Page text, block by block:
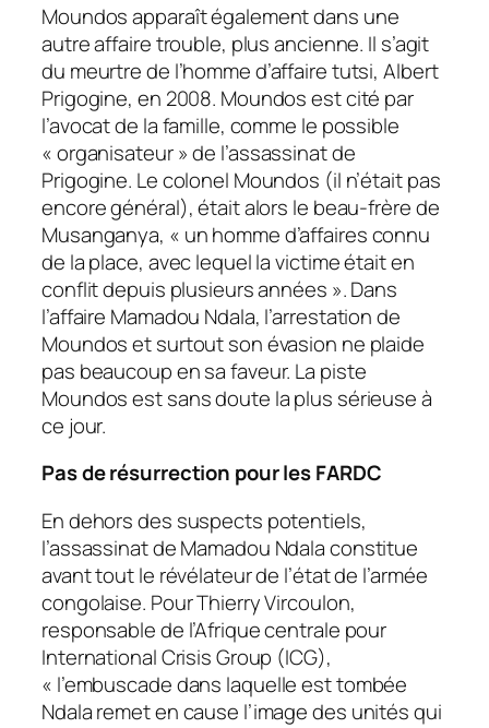
Moundos apparaît également dans une
autre affaire trouble, plus ancienne. Il s’agit
du meurtre de l’homme d’affaire tutsi, Albert
Prigogine, en 2008. Moundos est cité par
l’avocat de la famille, comme le possible
«organisateur» de l’assassinat de
Prigogine. Le colonel Moundos (il n’était pas
encore général), était alors le beau-frère de
Musanganya, « un homme d’affaires connu
de la place, avec lequel la victime était en
conflit depuis plusieurs années ». Dans
l’affaire Mamadou Ndala, l’arrestation de
Moundos et surtout son évasion ne plaide
pas beaucoup en sa faveur. La piste
Moundos est sans doute la plus sérieuse à
ce jour.
Pas de résurrection pour les FARDC
En dehors des suspects potentiels,
l’assassinat de Mamadou Ndala constitue
avant tout le révélateur de l’état de l’armée
congolaise. Pour Thierry Vircoulon,
responsable de l’Afrique centrale pour
International Crisis Group (ICG),
« l’embuscade dans laquelle est tombée
Ndala remet en cause l’image des unités qui